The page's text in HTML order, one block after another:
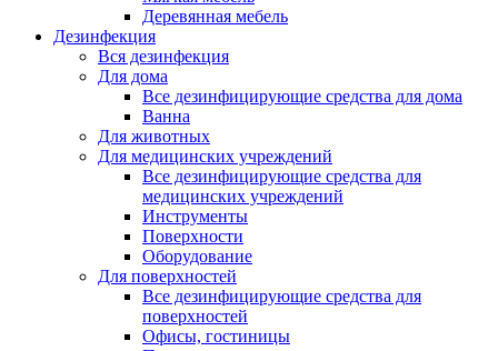
Деревянная мебель
Дезинфекция
Вся дезинфекция
Для дома
Все дезинфицирующие средства для дома
Ванна
Для животных
Для медицинских учреждений
Все дезинфицирующие средства для
медицинских учреждений
Инструменты
Поверхности
Оборудование
Для поверхностей
Все дезинфицирующие средства для
поверхностей
Офисы, гостиницы